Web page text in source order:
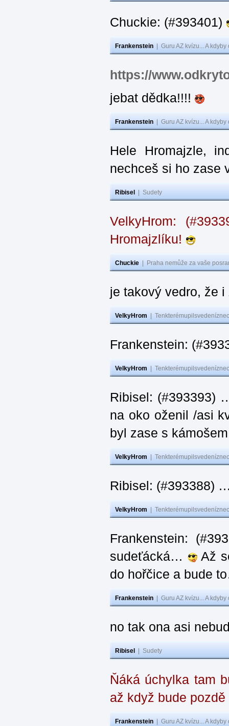
Chuckie: (#393401)
Frankenstein Guru AZ kvízu... A
https://
jebat dědka!!!!
Frankenstein Guru AZ kvízu... A
Hele Hromajzle,
nechceš si ho zase
Ribisel Sudety
VelkyHrom:
Hromajzlíku!
Chuckie Praha nemůže za vaše
je takový vedro, že
VelkyHrom
Frankenstein:
VelkyHrom
Ribisel: (#393393)
na oko oženil /asi
byl zase s
VelkyHrom
Ribisel: (#393388)
VelkyHrom
Frankenstein:
sudeťácká…
Až
do hořčice a bude
Frankenstein Guru AZ kvízu... A
no tak ona asi
Ribisel Sudety
Ňáká úchylka tam
až když bude pozdě
Frankenstein Guru AZ kvízu... A